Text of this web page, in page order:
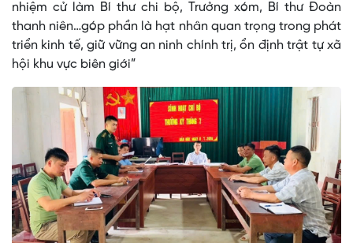
nhiệm cử làm Bí thư chi bộ, Trưởng xóm, Bí thư Đoàn
thanh niên…góp phần là hạt nhân quan trọng trong phát
triển kinh tế, giữ vững an ninh chính trị, ổn định trật tự xã
hội khu vực biên giới”